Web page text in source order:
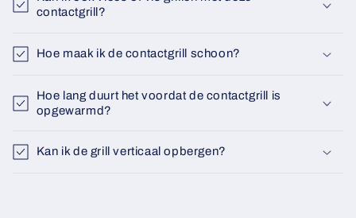
contactgrill?
Hoe maak ik de contactgrill schoon?
Hoe lang duurt het voordat de contactgrill is
opgewarmd?
Kan ik de grill verticaal opbergen?